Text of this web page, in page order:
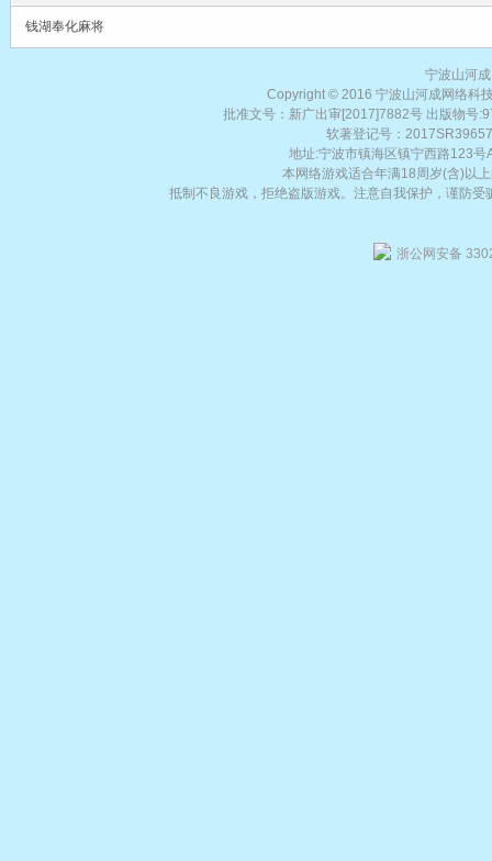
钱湖奉化麻将
宁波山河
Copyright © 2016 宁波山河成网络科
批准文号：新广出审[2017]7882号 出版物号
软著登记号：
地址:宁波市镇海区镇宁西路123
本网络游戏适合年满18周岁(含)以
抵制不良游戏，拒绝盗版游戏。注意自我保护，谨防
浙公网安备